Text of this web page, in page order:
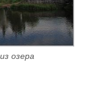
озера